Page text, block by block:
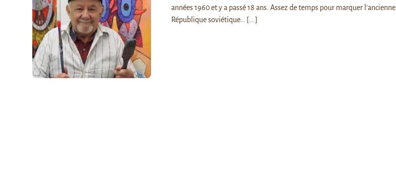
années 1960 et y a passé 18 ans. Assez de temps pour marquer l’ancienne
République soviétique…
[...]